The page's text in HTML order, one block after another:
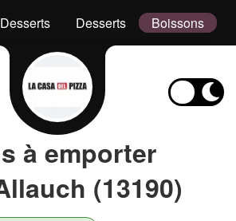
Desserts Boissons
à emporter
(13190)